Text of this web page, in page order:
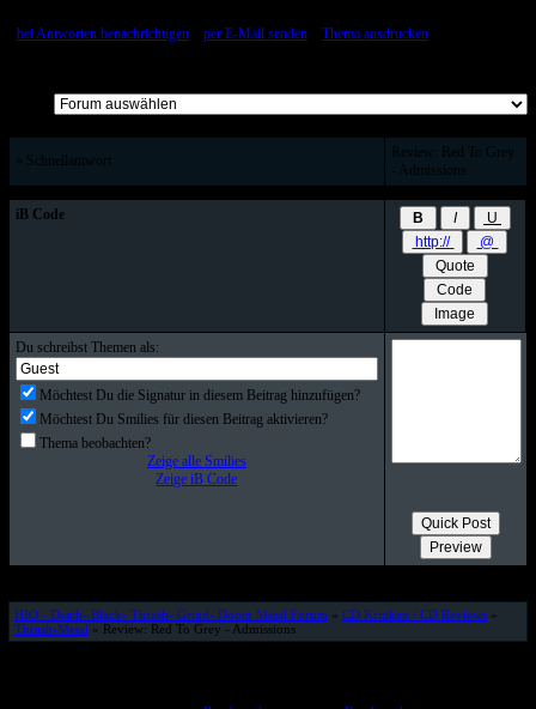
bei Antworten benachrichtigen:: per E-Mail senden:: Thema ausdrucken]
» Schnellantwort
Review: Red To Grey
- Admissions
iB Code
Du schreibst Themen als:
Möchtest Du die Signatur in diesem Beitrag hinzufügen?
Möchtest Du Smilies für diesen Beitrag aktivieren?
Thema beobachten?
Zeige alle Smilies
Zeige iB Code
HIO - Death- Black- Thrash- Grind- Doom Metal Forum » CD Kritiken / CD Reviews»
Thrash-Metal » Review: Red To Grey - Admissions